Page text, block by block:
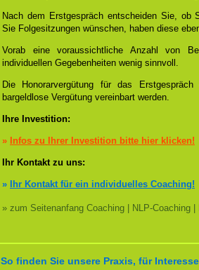
Nach dem Erstgespräch entscheiden Sie, ob
Sie Folgesitzungen wünschen, haben diese
Vorab eine voraussichtliche Anzahl von
individuellen Gegebenheiten wenig sinnvoll.
Die Honorarvergütung für das
bargeldlose Vergütung vereinbart werden.
Ihre Investition:
» Infos zu Ihrer Investition bitte hier klicken!
Ihr Kontakt zu uns:
» Ihr Kontakt für ein individuelles Coaching!
» zum Seitenanfang Coaching | NLP-Coaching
So finden Sie unsere Praxis, für